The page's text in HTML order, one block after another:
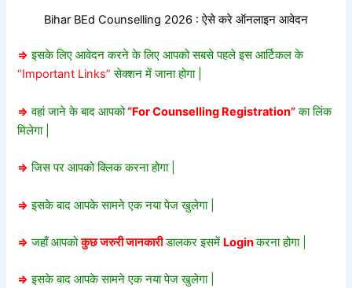
Bihar BEd Counselling 2026 : ऐसे करे ऑनलाइन आवेदन
=> इसके लिए आवेदन करने के लिए आपको सबसे पहले इस आर्टिकल के
“Important Links” सेक्शन में जाना होगा |
=> वहां जाने के बाद आपको“For Counselling Registration”का लिंक
मिलेगा |
=> जिस पर आपको क्लिक करना होगा |
=> इसके बाद आपके सामने एक नया पेज खुलेगा |
=> जहाँ आपकोकुछ जरुरी जानकारीडालकर इसमें Loginकरना होगा |
=> इसके बाद आपके सामने एक नया पेज खुलेगा |